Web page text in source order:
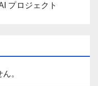
プロジェクト
。